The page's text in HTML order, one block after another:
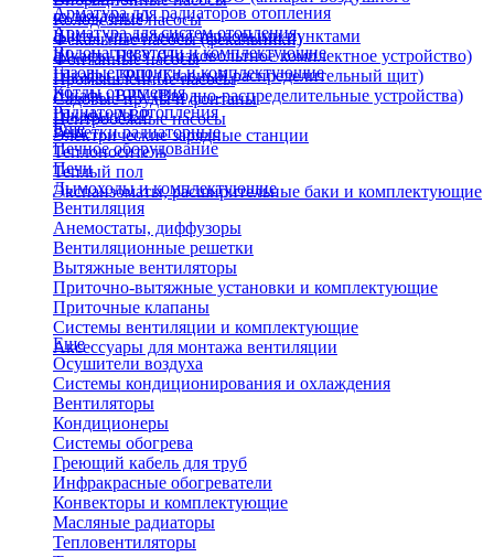
Колодезные насосы
Фекальные насосы (фекальники)
Фонтанные насосы
Промышленные насосы
Садовые пруды и фонтаны
Центробежные насосы
охлаждения)
Щиты управления тепловыми пунктами
Шкафы НКУ (Низковольтное комплектное устройство)
Шкафы ГРЩ (Главный распределительный щит)
Шкафы ВРУ (Вводно-распределительные устройства)
Шкафы АВР
Электрические зарядные станции
Арматура для радиаторов отопления
Арматура для систем отопления
Водонагреватели и комплектующие
Газовые колонки и комплектующие
Котлы отопления
Радиаторы отопления
Решетки радиаторные
Теплоноситель
Теплый пол
Экспанзоматы, расширительные баки и комплектующие
Еще
Печное оборудование
Печи
Дымоходы и комплектующие
Вентиляция
Анемостаты, диффузоры
Вентиляционные решетки
Вытяжные вентиляторы
Приточно-вытяжные установки и комплектующие
Приточные клапаны
Системы вентиляции и комплектующие
Аксессуары для монтажа вентиляции
Еще
Осушители воздуха
Системы кондиционирования и охлаждения
Вентиляторы
Кондиционеры
Системы обогрева
Греющий кабель для труб
Инфракрасные обогреватели
Конвекторы и комплектующие
Масляные радиаторы
Тепловентиляторы